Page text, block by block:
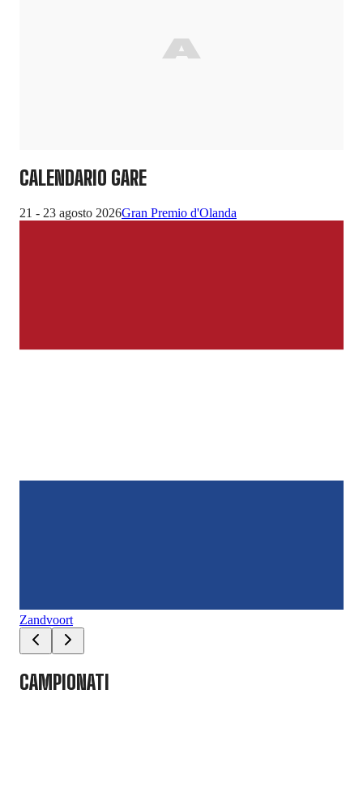
CALENDARIO GARE
21 - 23 agosto 2026Gran Premio d'Olanda
Zandvoort
CAMPIONATI